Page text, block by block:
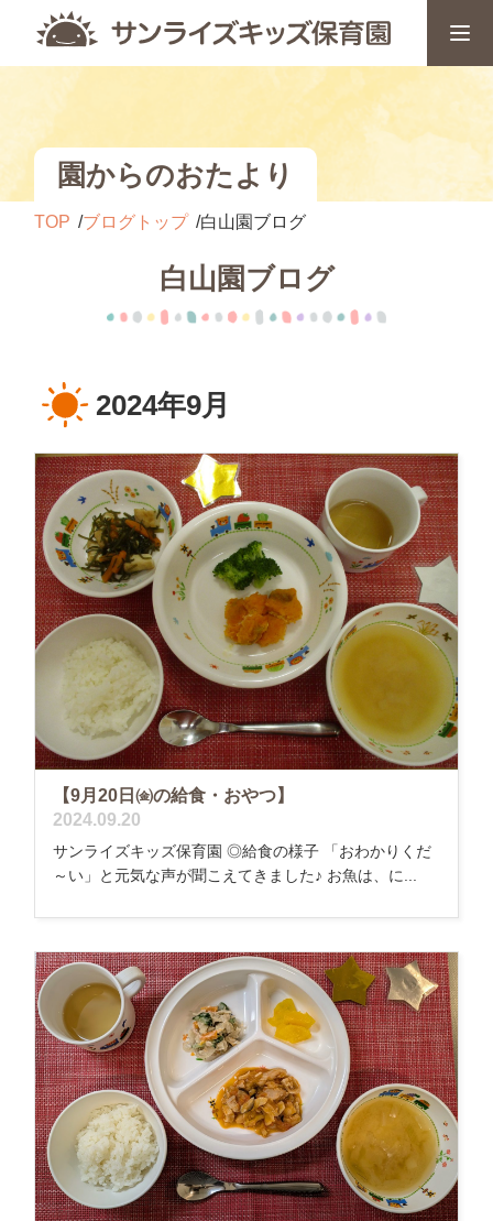
園からのおたより
TOP ブログトップ 白山園ブログ
白山園ブログ
2024年9月
【9月20日㈮の給食・おやつ】
2024.09.20
サンライズキッズ保育園 ◎給食の様子 「おわかりくだ
～い」と元気な声が聞こえてきました♪ お魚は、に...